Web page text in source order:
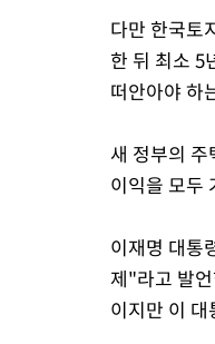
다만 한국토
한 뒤 최소 5
떠안아야 하
새 정부의
이익을 모두
이재명 대통
제"라고 발
이지만 이